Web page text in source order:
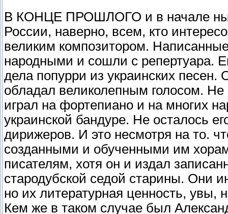
В КОНЦЕ ПРОШЛОГО и в начале
России, наверно, всем, кто
великим композитором.
народными и сошли с репертуара.
дела попурри из украинских
обладал великолепным голосом.
играл на фортепиано и на многих
украинской бандуре. Не осталось
дирижеров. И это несмотря на то.
созданными и обученными им
писателям, хотя он и издал
стародубской седой старины. Они
но их литературная ценность, увы,
Кем же в таком случае был